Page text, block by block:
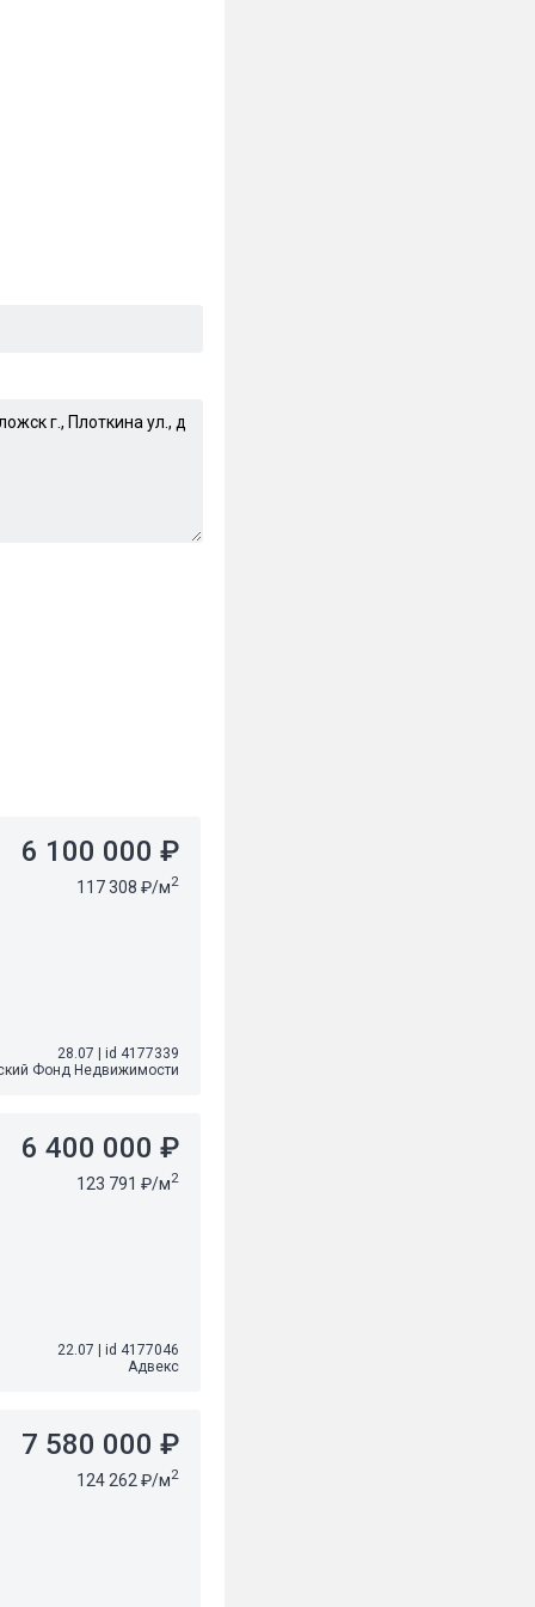
6 100 000 ₽
117 308 ₽/м2
28.07
id 4177339
Фонд Недвижимости
6 400 000 ₽
123 791 ₽/м2
22.07
id 4177046
Адвекс
7 580 000 ₽
124 262 ₽/м2